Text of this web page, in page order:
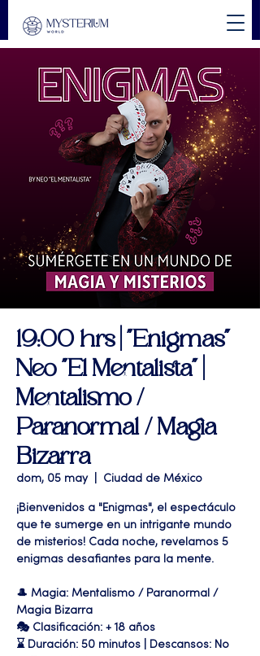
19:00 hrs | "Enigmas"
Neo "El Mentalista" |
Mentalismo /
Paranormal / Magia
Bizarra
dom, 05 may
  |
Ciudad de México
¡Bienvenidos a "Enigmas", el espectáculo
que te sumerge en un intrigante mundo
de misterios! Cada noche, revelamos 5
enigmas desafiantes para la mente.
🎩 Magia: Mentalismo / Paranormal /
Magia Bizarra
🎭 Clasificación: + 18 años
⌛ Duración: 50 minutos | Descansos: No